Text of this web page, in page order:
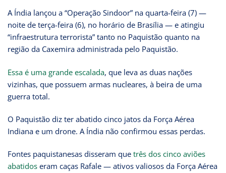
A Índia lançou a “Operação Sindoor” na quarta-feira (7) —
noite de terça-feira (6), no horário de Brasília — e atingiu
“infraestrutura terrorista” tanto no Paquistão quanto na
região da Caxemira administrada pelo Paquistão.
Essa é uma grande escalada, que leva as duas nações
vizinhas, que possuem armas nucleares, à beira de uma
guerra total.
O Paquistão diz ter abatido cinco jatos da Força Aérea
Indiana e um drone. A Índia não confirmou essas perdas.
Fontes paquistanesas disseram que três dos cinco aviões
abatidos eram caças Rafale — ativos valiosos da Força Aérea